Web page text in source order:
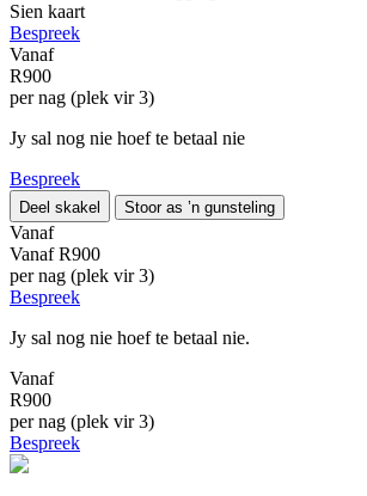
Sien kaart
Bespreek
Vanaf
R900
per nag (plek vir 3)
Jy sal nog nie hoef te betaal nie
Bespreek
Deel skakel Stoor as ’n gunsteling
Vanaf
Vanaf R900
per nag (plek vir 3)
Bespreek
Jy sal nog nie hoef te betaal nie.
Vanaf
R900
per nag (plek vir 3)
Bespreek